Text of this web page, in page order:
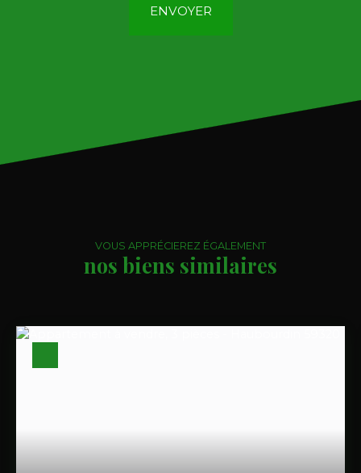
ENVOYER
VOUS APPRÉCIEREZ ÉGALEMENT
nos biens similaires